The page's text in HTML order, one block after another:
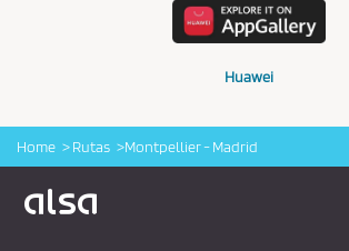
Huawei
Home Rutas Montpellier - Madrid
Logo